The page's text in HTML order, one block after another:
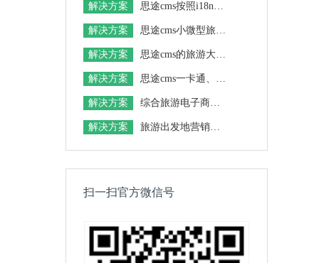
解决方案 思途cms按照i18n的标准，支持国际化业务开拓
解决方案 思途cms小微型旅游电商平台解决方案
解决方案 思途cms的旅游大数据解决方案
解决方案 思途cms一卡通、联盟卡整合营销解决方案
解决方案 综合旅游电子商务平台解决方案
解决方案 旅游出发地营销解决方案
扫一扫官方微信号